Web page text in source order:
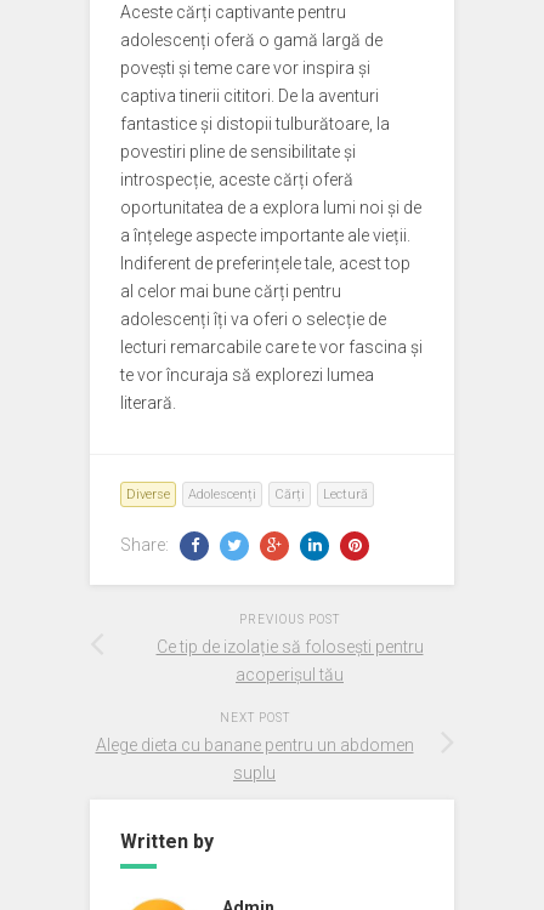
Aceste cărți captivante pentru
adolescenți oferă o gamă largă de
povești și teme care vor inspira și
captiva tinerii cititori. De la aventuri
fantastice și distopii tulburătoare, la
povestiri pline de sensibilitate și
introspecție, aceste cărți oferă
oportunitatea de a explora lumi noi și de
a înțelege aspecte importante ale vieții.
Indiferent de preferințele tale, acest top
al celor mai bune cărți pentru
adolescenți îți va oferi o selecție de
lecturi remarcabile care te vor fascina și
te vor încuraja să explorezi lumea
literară.
Diverse Adolescenți Cărți Lectură
Share:
PREVIOUS POST
Ce tip de izolație să folosești pentru
acoperișul tău
NEXT POST
Alege dieta cu banane pentru un abdomen
suplu
Written by